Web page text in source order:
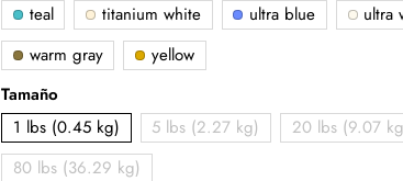
teal
titanium white ultra blue ultra
warm gray
yellow
Tamaño
1 lbs (0.45 kg)
5 lbs (2.27 kg)
20 lbs (9.07
80 lbs (36.29 kg)